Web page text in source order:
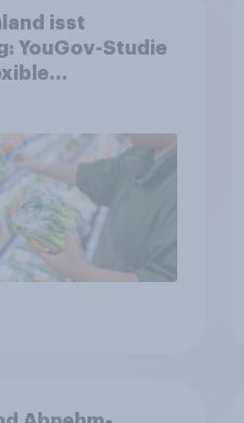
isst
YouGov-Studie